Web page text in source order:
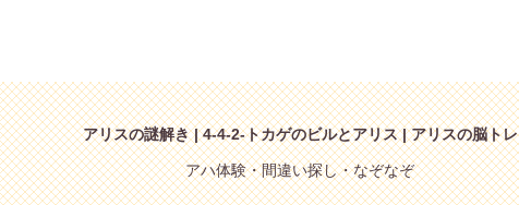
アリスの謎解き | 4-4-2-トカゲのビルとアリス | アリスの脳トレ
アハ体験・間違い探し・なぞなぞ